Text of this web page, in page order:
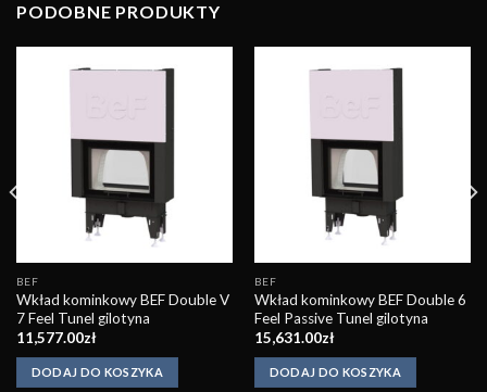
PODOBNE PRODUKTY
Obserwuj
BEF
Wkład kominkowy BEF Double V
7 Feel Tunel gilotyna
11,577.00zł
DODAJ DO KOSZYKA
BEF
Wkład kominkowy BEF Double 6
Feel Passive Tunel gilotyna
15,631.00zł
DODAJ DO KOSZYKA